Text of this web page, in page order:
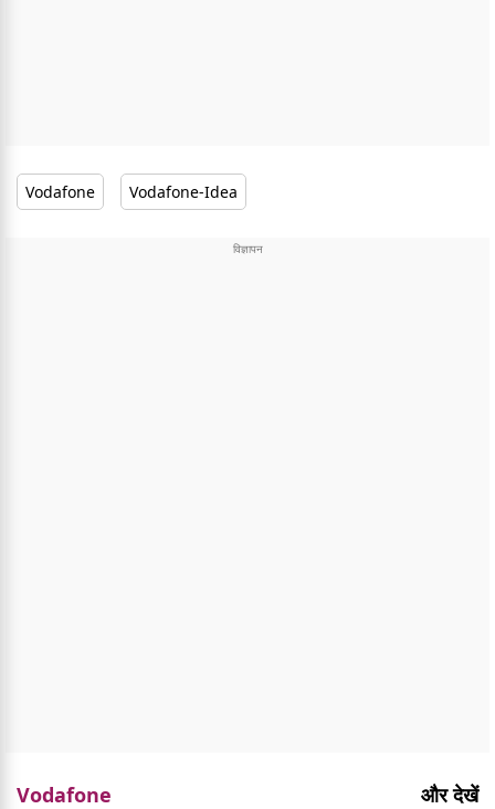
Vodafone Vodafone-Idea
Vodafone और देखें